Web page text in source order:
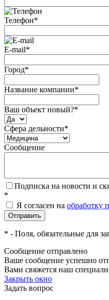
Телефон*
E-mail*
Город*
Название компании*
Ваш объект новый?*
Сфера дельности*
Сообщение
Подписка на новости и
*
Я согласен на обработку
* - Поля, обязательные для
Сообщение отправлено
Ваше сообщение успешно
Вами свяжется наш
Закрыть окно
Задать вопрос